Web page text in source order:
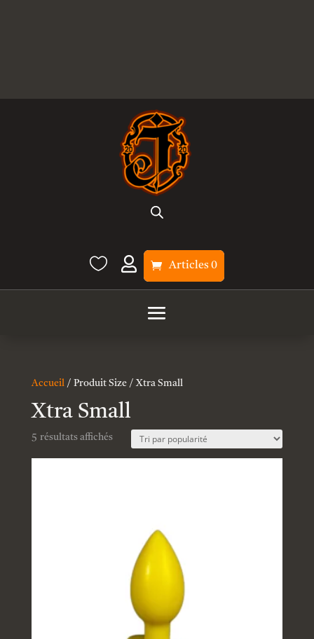
  Articles 0
Accueil/ Produit Size / Xtra Small
Xtra Small
5 résultats affichés